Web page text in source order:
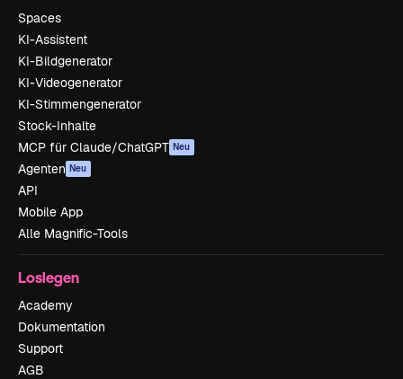
Spaces
KI-Assistent
KI-Bildgenerator
KI-Videogenerator
KI-Stimmengenerator
Stock-Inhalte
MCP für Claude/ChatGPT Neu
Agenten Neu
API
Mobile App
Alle Magnific-Tools
Loslegen
Academy
Dokumentation
Support
AGB